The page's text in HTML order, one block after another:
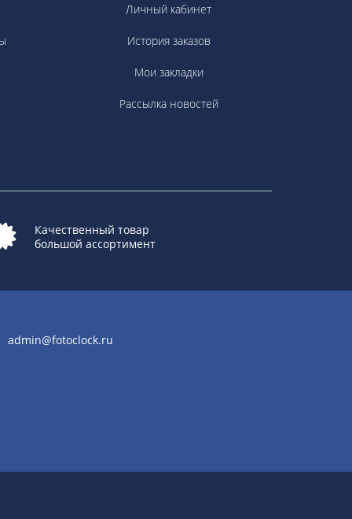
Личный кабинет
История заказов
Мои закладки
Рассылка новостей
Качественный товар
большой ассортимент
admin@fotoclock.ru